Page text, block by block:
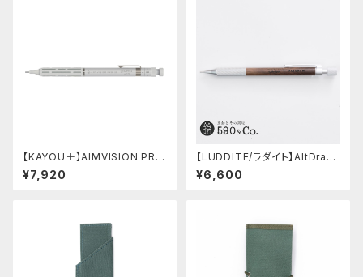
【KAYOU＋】AIMVISION PR
O/エイムビジョンプロ (スノー
ホワイト)
¥7,920
【LUDDITE/ラダイト】AltDraw
0.5 シルバー(ウォルナット)
¥6,600